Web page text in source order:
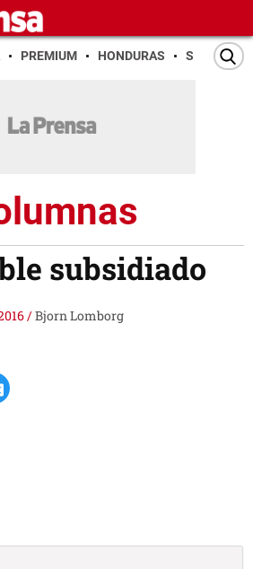
PREMIUM HONDURAS SAN PEDRO
subsidiado
/Bjorn Lomborg